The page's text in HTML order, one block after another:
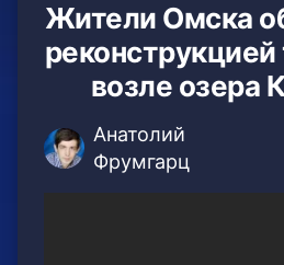
Жители Омска
возле озера
Анатолий
Фрумгарц